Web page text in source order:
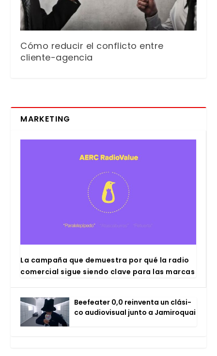
Cómo reducir el conflicto entre
cliente-agencia
MARKETING
La cam­pa­ña que demues­tra por qué la radio
comer­cial sigue sien­do cla­ve para las mar­cas
Bee­fea­ter 0,0 rein­ven­ta un clá­si­
co audio­vi­sual jun­to a Jami­ro­quai